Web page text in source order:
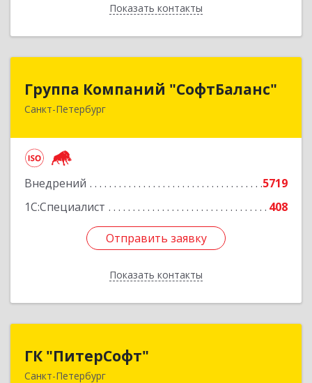
Показать контакты
Назад
Группа Компаний "СофтБаланс"
Санкт-Петербург
Внедрений
5719
1С:Специалист
408
Отправить заявку
Показать контакты
Группа Компаний "СофтБаланс"
195112, Санкт-Петербург г, Заневский пр-кт,
Отправить заявку
Назад
ГК "ПитерСофт"
Санкт-Петербург197136, Санкт-Петербург г, Всеволода